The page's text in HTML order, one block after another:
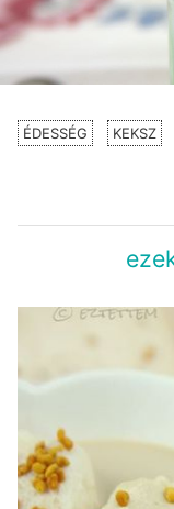
ÉDESSÉG KEKSZ